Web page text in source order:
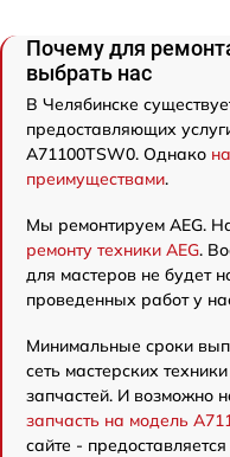
Почему для
выбрать нас
В Челябинске
предоставляющих
A71100TSW0. Однако
преимуществами.
Мы ремонтируем AEG.
ремонту техники AEG.
для мастеров не будет
проведенных работ у
Минимальные сроки
сеть мастерских
запчастей. И возможно
запчасть на модель
сайте -